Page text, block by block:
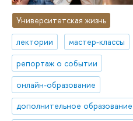
Университетская жизнь
лектории
мастер-классы
репортаж о событии
онлайн-образование
дополнительное образование